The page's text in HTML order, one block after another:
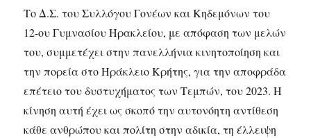
Το Δ.Σ. του Συλλόγου Γονέων και Κηδεμόνων του
12-ου Γυμνασίου Ηρακλείου, με απόφαση των μελών
του, συμμετέχει στην πανελλήνια κινητοποίηση και
την πορεία στο Ηράκλειο Κρήτης, για την αποφράδα
επέτειο του δυστυχήματος των Τεμπών, του 2023. Η
κίνηση αυτή έχει ως σκοπό την αυτονόητη αντίθεση
κάθε ανθρώπου και πολίτη στην αδικία, τη έλλειψη